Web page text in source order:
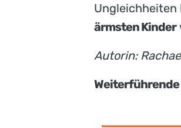
Ungleichheiten
ärmsten Kinder
Autorin: